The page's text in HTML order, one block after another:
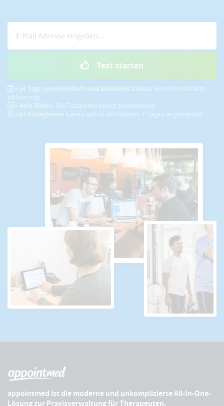
Test starten
• 14 Tage unverbindlich und kostenlos testen. Keine Kreditkarte
notwendig.
• Kein Risiko. Die Testphase endet automatisch.
• 67 KollegInnen haben sich in den letzten 7 Tagen angemeldet!
appointmed ist die moderne und unkomplizierte All-In-One-
Lösung zur Praxisverwaltung für Therapeuten.